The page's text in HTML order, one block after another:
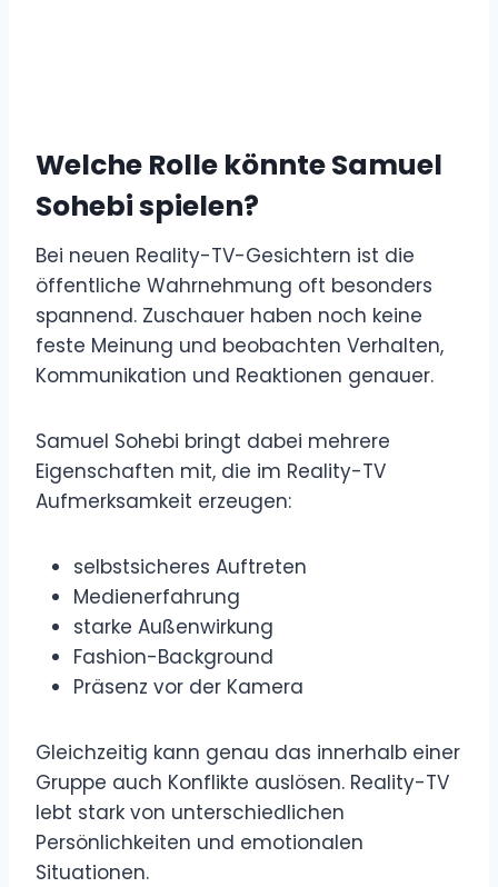
Welche Rolle könnte Samuel
Sohebi spielen?
Bei neuen Reality-TV-Gesichtern ist die
öffentliche Wahrnehmung oft besonders
spannend. Zuschauer haben noch keine
feste Meinung und beobachten Verhalten,
Kommunikation und Reaktionen genauer.
Samuel Sohebi bringt dabei mehrere
Eigenschaften mit, die im Reality-TV
Aufmerksamkeit erzeugen:
selbstsicheres Auftreten
Medienerfahrung
starke Außenwirkung
Fashion-Background
Präsenz vor der Kamera
Gleichzeitig kann genau das innerhalb einer
Gruppe auch Konflikte auslösen. Reality-TV
lebt stark von unterschiedlichen
Persönlichkeiten und emotionalen
Situationen.